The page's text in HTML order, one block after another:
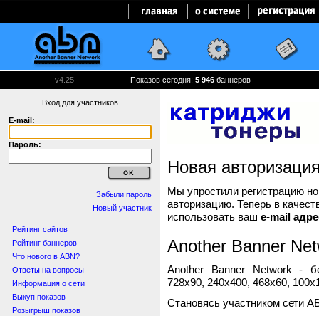
v4.25 Показов сегодня: 5 947 баннеров
Вход для участников
E-mail:
Пароль:
Забыли пароль
Новый участник
Рейтинг сайтов
Рейтинг баннеров
Что нового в ABN?
Ответы на вопросы
Информация о сети
Выкуп показов
Розыгрыш показов
Новая
Мы упростили регистрацию
авторизацию. Теперь в
использовать ваш e-mail
Another Banner
Another Banner Network -
728x90, 240x400, 468x60,
Становясь участником сети